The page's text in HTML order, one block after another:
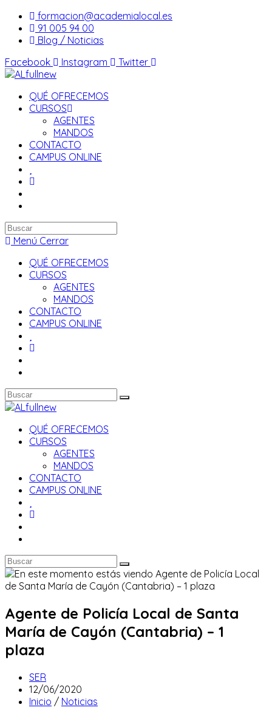
Saltar
contenido
formacion@academialocal.es
91 005 94 00
Blog / Noticias
Facebook
Instagram Twitter
QUÉ OFRECEMOS
CURSOS
AGENTES
MANDOS
CONTACTO
CAMPUS ONLINE
Buscar
en
web
Menú Cerrar
QUÉ OFRECEMOS
CURSOS
AGENTES
MANDOS
CONTACTO
CAMPUS ONLINE
QUÉ OFRECEMOS
CURSOS
AGENTES
MANDOS
CONTACTO
CAMPUS ONLINE
Agente de Policía Local de Santa
María de Cayón (Cantabria) – 1
plaza
Autor
de
la
SER
Publicación
de
12/06/2020
Categoría
Inicio / Noticias